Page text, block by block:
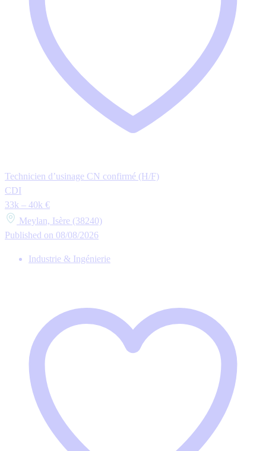
Technicien d’usinage CN confirmé (H/F)
CDI
33k – 40k €
Meylan, Isère (38240)
Published on 08/08/2026
Industrie & Ingénierie